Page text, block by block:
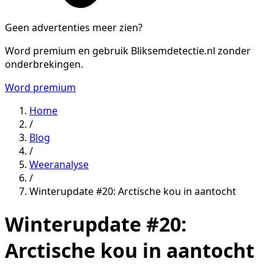
Geen advertenties meer zien?
Word premium en gebruik Bliksemdetectie.nl zonder
onderbrekingen.
Word premium
Home
/
Blog
/
Weeranalyse
/
Winterupdate #20: Arctische kou in aantocht
Winterupdate #20:
Arctische kou in aantocht